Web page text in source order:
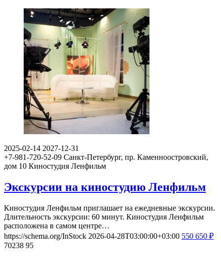
2025-02-14 2027-12-31
+7-981-720-52-09 Санкт-Петербург, пр. Каменноостровский,
дом 10 Киностудия Ленфильм
Экскурсии на киностудию Ленфильм
Киностудия Ленфильм приглашает на ежедневные экскурсии.
Длительность экскурсии: 60 минут. Киностудия Ленфильм
расположена в самом центре…
https://schema.org/InStock 2026-04-28T03:00:00+03:00 550 650 ₽
70238 95